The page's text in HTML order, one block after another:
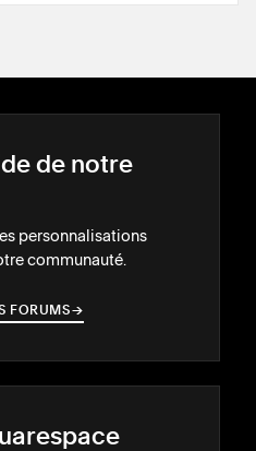
de notre
personnalisations
communauté.
FORUMS→
→